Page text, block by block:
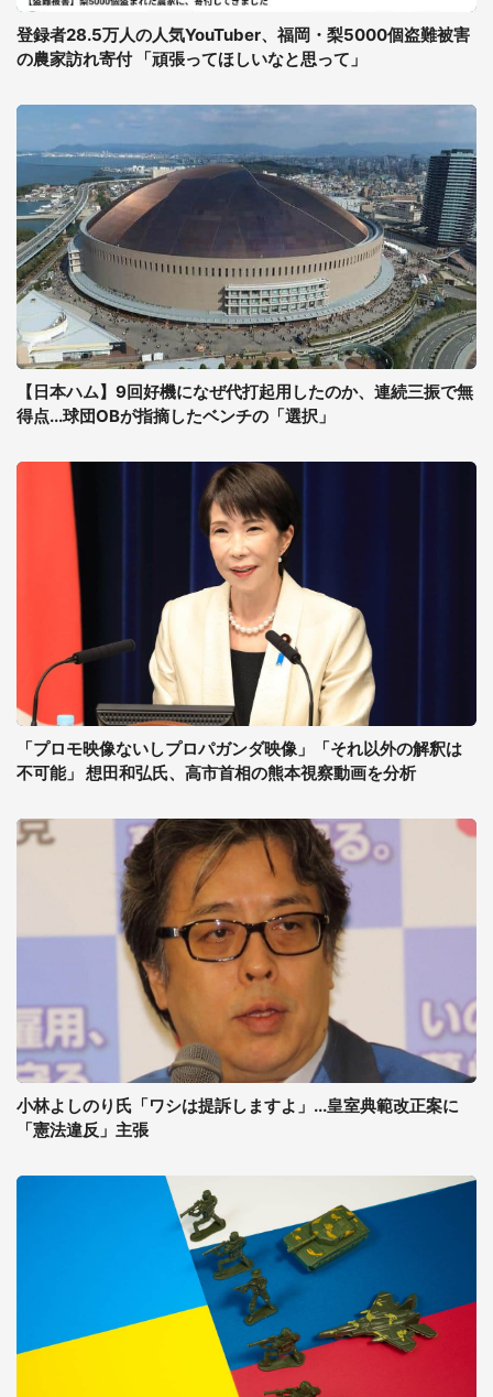
登録者28.5万人の人気YouTuber、福岡・梨5000個盗難被害
の農家訪れ寄付 「頑張ってほしいなと思って」
【日本ハム】9回好機になぜ代打起用したのか、連続三振で無
得点...球団OBが指摘したベンチの「選択」
「プロモ映像ないしプロパガンダ映像」「それ以外の解釈は
不可能」 想田和弘氏、高市首相の熊本視察動画を分析
小林よしのり氏「ワシは提訴しますよ」...皇室典範改正案に
「憲法違反」主張